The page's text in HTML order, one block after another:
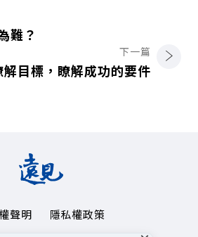
難？
下一篇
目標，瞭解成功的要件
聲明
隱私權政策